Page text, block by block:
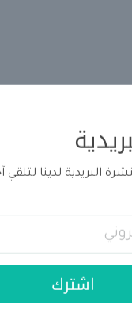
التنمية
استشارة.
البريدية لدينا لتلقي
اشترك